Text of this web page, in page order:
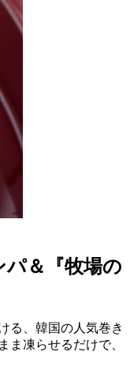
パ＆『牧場の
る、韓国の人気巻き
凍らせるだけで、